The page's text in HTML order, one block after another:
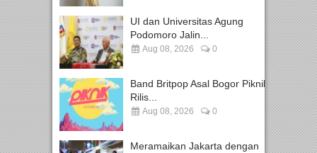
UI dan Universitas Agung
Podomoro Jalin...
Aug 08, 2026 0
Band Britpop Asal Bogor Piknik
Rilis...
Aug 08, 2026 0
Meramaikan Jakarta dengan